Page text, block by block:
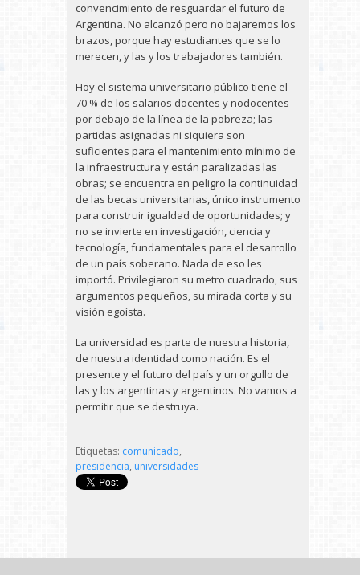
convencimiento de resguardar el futuro de
Argentina. No alcanzó pero no bajaremos los
brazos, porque hay estudiantes que se lo
merecen, y las y los trabajadores también.
Hoy el sistema universitario público tiene el
70 % de los salarios docentes y nodocentes
por debajo de la línea de la pobreza; las
partidas asignadas ni siquiera son
suficientes para el mantenimiento mínimo de
la infraestructura y están paralizadas las
obras; se encuentra en peligro la continuidad
de las becas universitarias, único instrumento
para construir igualdad de oportunidades; y
no se invierte en investigación, ciencia y
tecnología, fundamentales para el desarrollo
de un país soberano. Nada de eso les
importó. Privilegiaron su metro cuadrado, sus
argumentos pequeños, su mirada corta y su
visión egoísta.
La universidad es parte de nuestra historia,
de nuestra identidad como nación. Es el
presente y el futuro del país y un orgullo de
las y los argentinas y argentinos. No vamos a
permitir que se destruya.
Etiquetas: comunicado,
presidencia, universidades